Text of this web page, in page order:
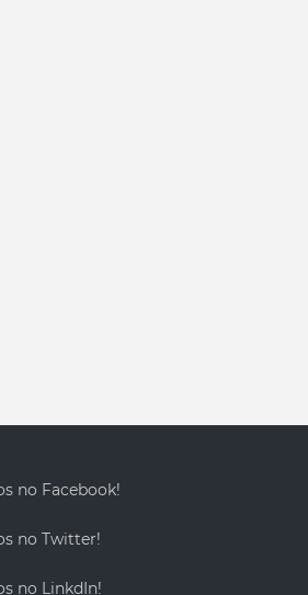
no Facebook!
no Twitter!
no LinkdIn!